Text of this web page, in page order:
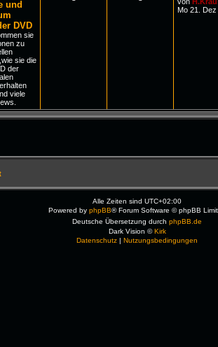
und
DVD
sie
zu
sie die
der
viele
Mo 21.
Alle Zeiten sind UTC+02:00
Powered by phpBB® Forum Software © phpBB
Deutsche Übersetzung durch phpBB.de
Dark Vision ©Kirk
Datenschutz | Nutzungsbedingungen